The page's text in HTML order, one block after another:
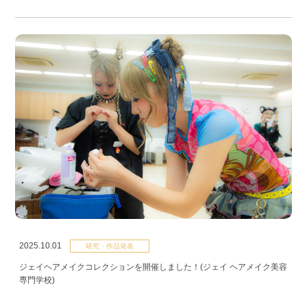
2025.10.01 研究・作品発表
ジェイヘアメイクコレクションを開催しました！(ジェイ ヘアメイク美容
専門学校)